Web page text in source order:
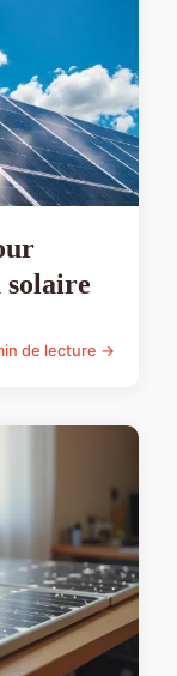
solaire
de lecture →